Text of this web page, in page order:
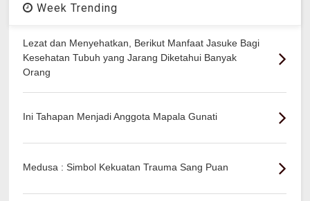
Week Trending
Lezat dan Menyehatkan, Berikut Manfaat Jasuke Bagi
Kesehatan Tubuh yang Jarang Diketahui Banyak
Orang
Ini Tahapan Menjadi Anggota Mapala Gunati
Medusa : Simbol Kekuatan Trauma Sang Puan